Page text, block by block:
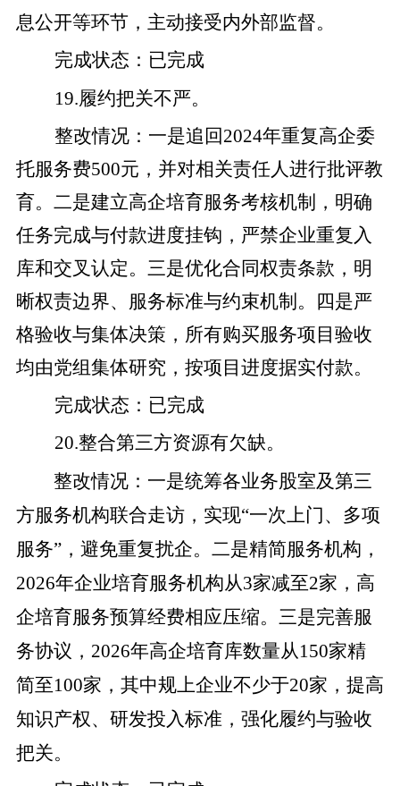
息公开等环节，主动接受内外部监督。
完成状态 ： 已完成
19.履约把关不严。
整改情况： 一是追回 2024年重复高企委
托服务费500元，并对相关责任人进行批评教
育。 二是建立高企培育服务考核机制，明确
任务完成与付款进度挂钩，严禁企业重复入
库和交叉认定。 三是优化合同权责条款，明
晰权责边界、服务标准与约束机制。 四是严
格验收与集体决策，所有购买服务项目验收
均由党组集体研究，按项目进度据实付款。
完成状态 ： 已完成
20.整合第三方资源有欠缺。
整改情况： 一是统筹各业务股室及第三
方服务机构联合走访，实现“一次上门、多项
服务”，避免重复扰企。 二是精简服务机构，
2026年企业培育服务机构从3家减至2家，高
企培育服务预算经费相应压缩。 三是完善服
务协议， 2026年高企培育库数量从 150家精
简至100家，其中规上企业不少于20家，提高
知识产权、研发投入标准，强化履约与验收
把关。